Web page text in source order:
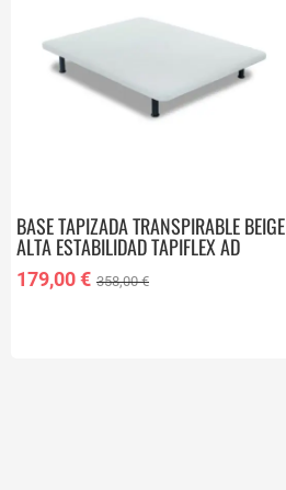
BASE TAPIZADA TRANSPIRABLE BEIGE
ALTA ESTABILIDAD TAPIFLEX AD
90X200 CM 9247593
179,00 € 358,00 €